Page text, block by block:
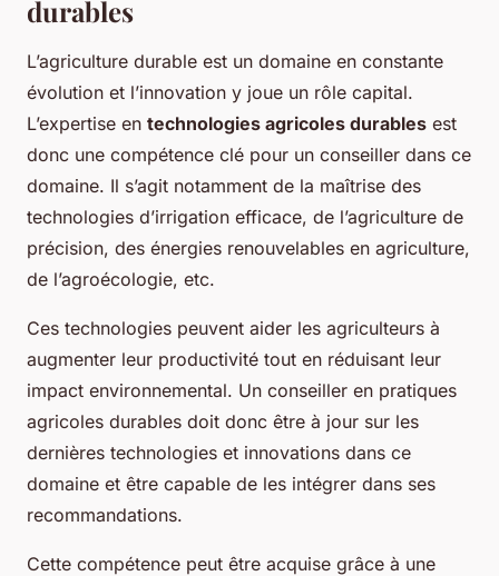
durables
L’agriculture durable est un domaine en constante
évolution et l’innovation y joue un rôle capital.
L’expertise en technologies agricoles durables est
donc une compétence clé pour un conseiller dans ce
domaine. Il s’agit notamment de la maîtrise des
technologies d’irrigation efficace, de l’agriculture de
précision, des énergies renouvelables en agriculture,
de l’agroécologie, etc.
Ces technologies peuvent aider les agriculteurs à
augmenter leur productivité tout en réduisant leur
impact environnemental. Un conseiller en pratiques
agricoles durables doit donc être à jour sur les
dernières technologies et innovations dans ce
domaine et être capable de les intégrer dans ses
recommandations.
Cette compétence peut être acquise grâce à une